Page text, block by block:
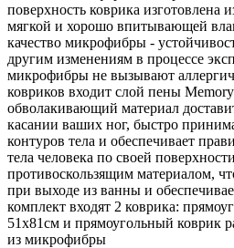
поверхность коврика изготовлена
мягкой и хорошо впитывающей
качество микрофибры -
другим изменениям в процессе
микрофибры не вызывают
ковриков входит слой пены
обволакивающий материал
касании ваших ног, быстро
контуров тела и обеспечивает
тела человека по своей
противоскользящим материалом,
при выходе из ванны и
комплект входят 2 коврика:
51х81см и прямоугольный коврик
из микрофибры